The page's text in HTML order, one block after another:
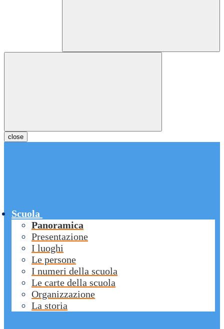
close
Scuola
Panoramica
Presentazione
I luoghi
Le persone
I numeri della scuola
Le carte della scuola
Organizzazione
La storia